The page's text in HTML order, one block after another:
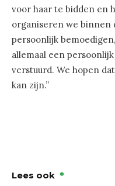
voor haar te bidden en
organiseren we binnen
persoonlijk
allemaal een
verstuurd. We hopen
kan zijn.”
Lees ook